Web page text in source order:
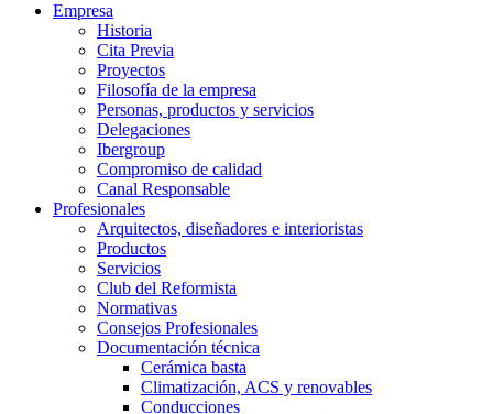
Empresa
Historia
Cita Previa
Proyectos
Filosofía de la empresa
Personas, productos y servicios
Delegaciones
Ibergroup
Compromiso de calidad
Canal Responsable
Profesionales
Arquitectos, diseñadores e interioristas
Productos
Servicios
Club del Reformista
Normativas
Consejos Profesionales
Documentación técnica
Cerámica basta
Climatización, ACS y renovables
Conducciones